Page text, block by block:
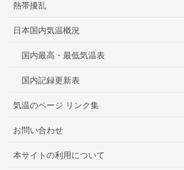
熱帯擾乱
日本国内気温概況
国内最高・最低気温表
国内記録更新表
気温のページ リンク集
お問い合わせ
本サイトの利用について